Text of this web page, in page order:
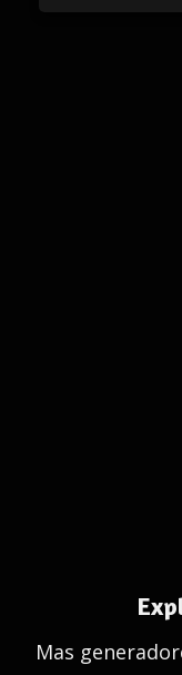
Mas